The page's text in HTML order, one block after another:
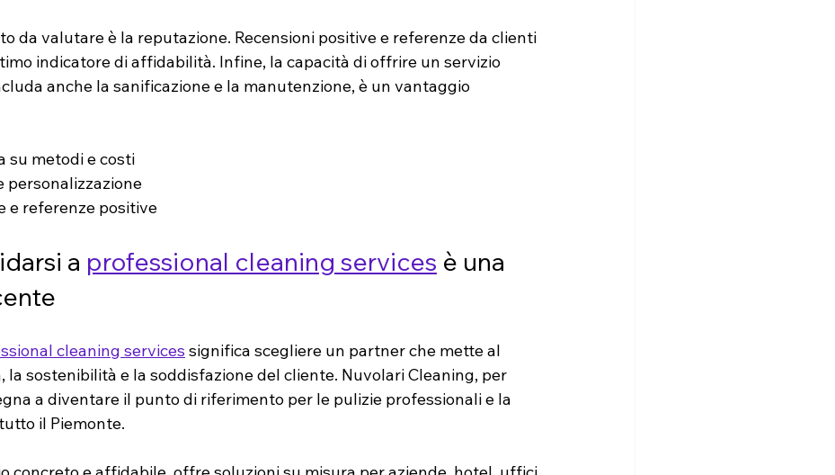
da valutare è la reputazione. Recensioni positive e referenze da clienti
indicatore di affidabilità. Infine, la capacità di offrire un servizio
anche la sanificazione e la manutenzione, è un vantaggio
su metodi e costi
personalizzazione
e referenze positive
a professional cleaning services è una
cleaning services significa scegliere un partner che mette al
la sostenibilità e la soddisfazione del cliente. Nuvolari Cleaning, per
a diventare il punto di riferimento per le pulizie professionali e la
il Piemonte.